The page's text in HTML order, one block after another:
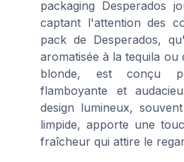
packaging Desperados
captant l'attention des
pack de Desperados,
aromatisée à la tequila ou
blonde, est conçu
flamboyante et
design lumineux,
limpide, apporte une
fraîcheur qui attire le